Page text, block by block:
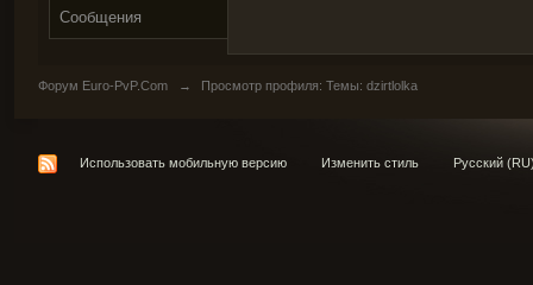
Сообщения
Форум Euro-PvP.Com → Просмотр профиля: Темы: dzirtlolka
Использовать мобильную версию Изменить стиль Русский